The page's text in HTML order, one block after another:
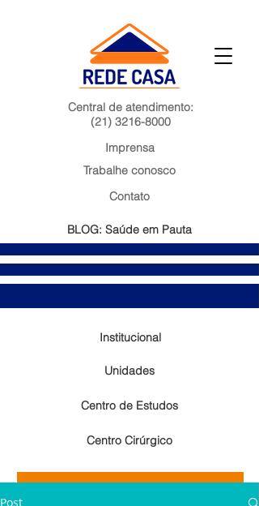
Central de atendimento:
(21) 3216-8000
Unidades
Centro Cirúrgico
Centro de Estudos
Institucional
Imprensa
Trabalhe conosco
Contato
BLOG: Saúde em Pauta
Post